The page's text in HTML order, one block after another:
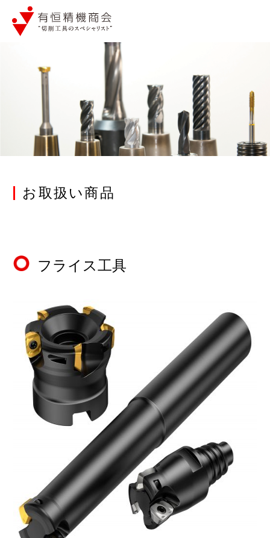
お取扱い商品
フライス工具